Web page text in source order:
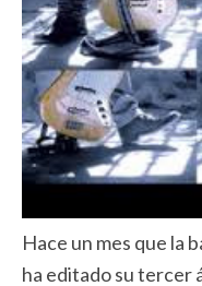
Hace un mes que la
ha editado su tercer